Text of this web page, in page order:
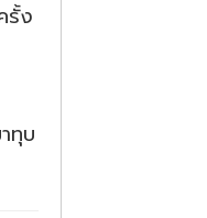
รั้ง
ทุบ